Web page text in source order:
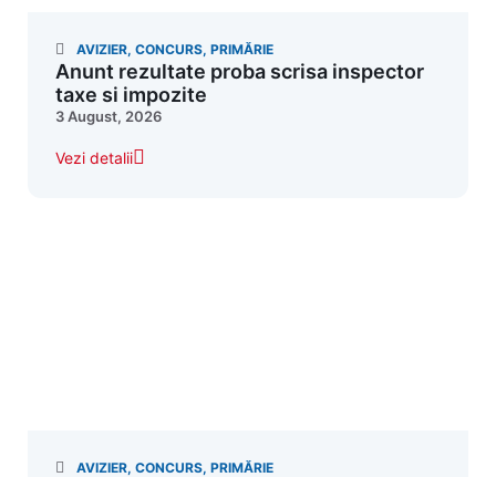
AVIZIER, CONCURS, PRIMĂRIE
Anunt rezultate proba scrisa inspector
taxe si impozite
3 August, 2026
Vezi detalii
AVIZIER, CONCURS, PRIMĂRIE